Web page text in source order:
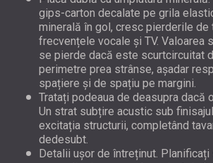
gips-carton decalate pe grila
minerală în gol, cresc pierderile de
frecvențele vocale și TV. Valoarea
se pierde dacă este scurtcircuitat
perimetre prea strânse, așadar
spațiere și de spațiu pe margini.
Tratați podeaua de deasupra dacă
Un strat subțire acustic sub
excitația structurii, completând
dedesubt.
Detalii ușor de întreținut. Planificați